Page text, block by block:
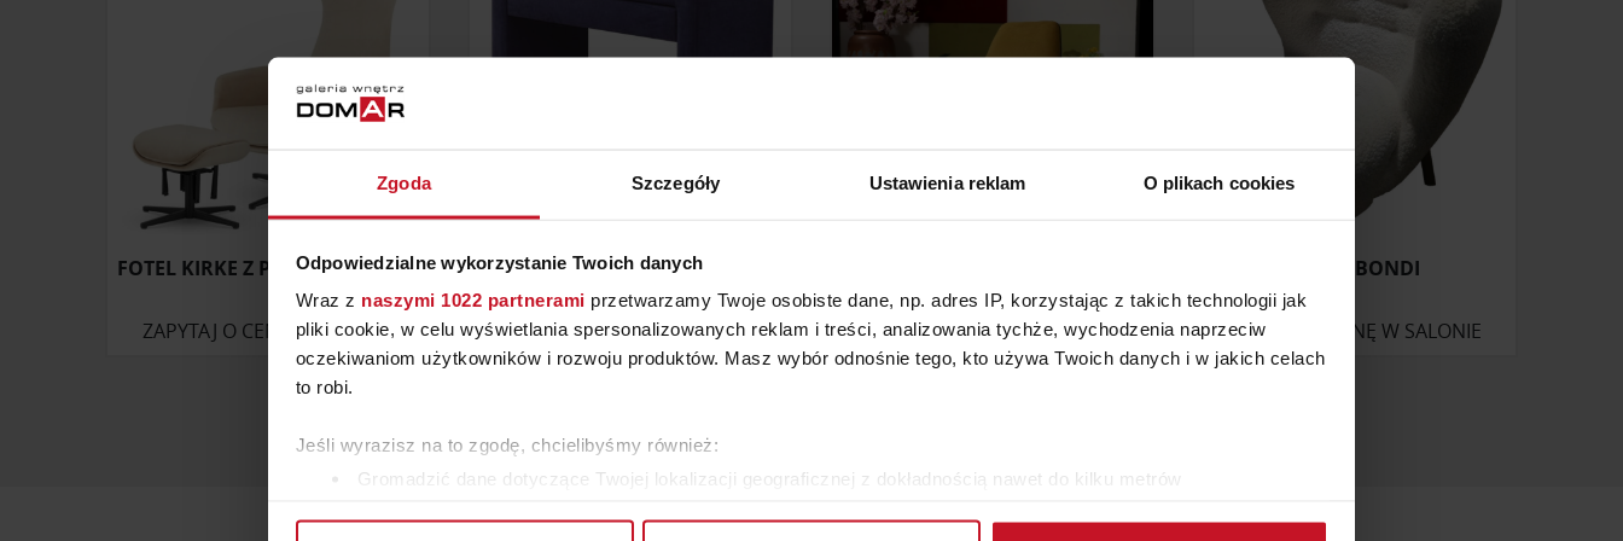
Zgoda Szczegóły Ustawienia reklam O plikach cookies
Odpowiedzialne wykorzystanie Twoich danych
Wraz z naszymi 1022 partnerami przetwarzamy Twoje osobiste dane, np. adres IP, korzystając z takich technologii jak
pliki cookie, w celu wyświetlania spersonalizowanych reklam i treści, analizowania tychże, wychodzenia naprzeciw
oczekiwaniom użytkowników i rozwoju produktów. Masz wybór odnośnie tego, kto używa Twoich danych i w jakich celach
to robi.
Jeśli wyrazisz na to zgodę, chcielibyśmy również:
Gromadzić dane dotyczące Twojej lokalizacji geograficznej z dokładnością nawet do kilku metrów
FOTEL KIRKE Z PODNÓŻKIEM XZ
ZAPYTAJ O CENĘ W SALONIE
TOALETKA TIFFANY
ZAPYTAJ O CENĘ W SALONIE ZAPYTAJ O CENĘ W SALONIE
FOTEL BONDI
ZAPYTAJ O CENĘ W SALONIE